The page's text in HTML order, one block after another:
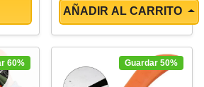
AÑADIR AL CARRITO
60% Guardar 50%